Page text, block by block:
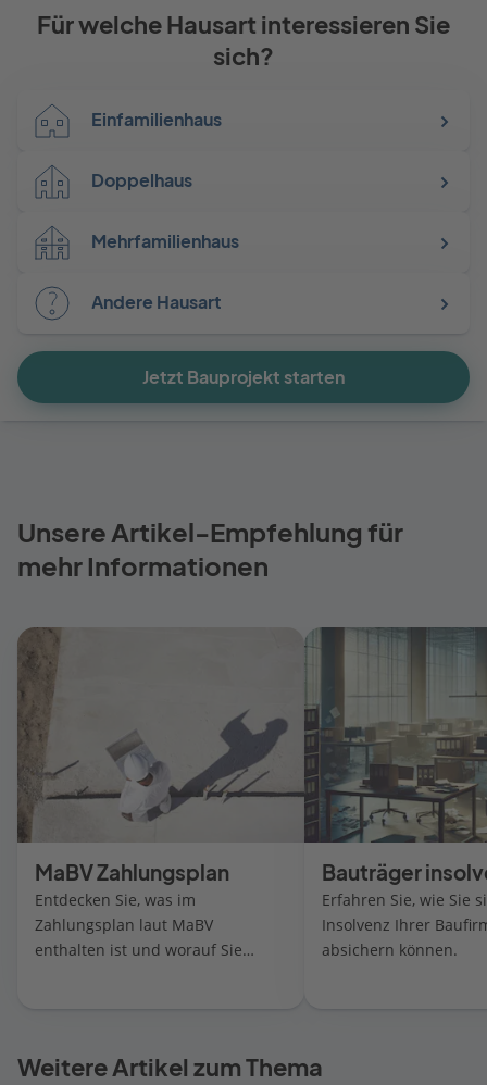
Für welche Hausart interessieren Sie
sich?
Einfamilienhaus
Doppelhaus
Mehrfamilienhaus
Andere Hausart
Jetzt Bauprojekt starten
Unsere Artikel-Empfehlung für
mehr Informationen
MaBV Zahlungsplan
Entdecken Sie, was im
Zahlungsplan laut MaBV
enthalten ist und worauf Sie
Bauträger
Erfahren Sie, wie Sie
Insolvenz Ihrer
absichern können.
Weitere Artikel zum Thema